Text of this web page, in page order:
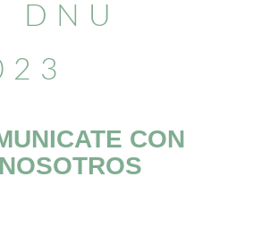
DNU
CON
NOSOTROS